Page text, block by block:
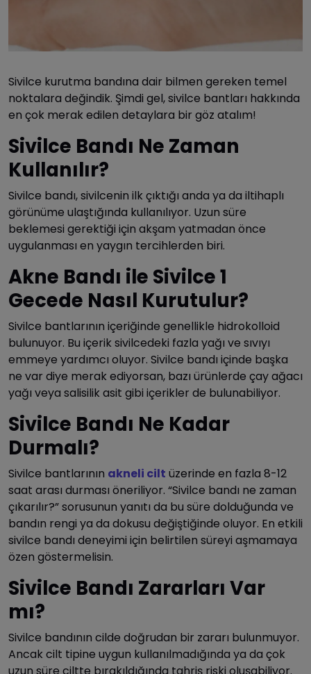
Sivilce kurutma bandına dair bilmen gereken temel
noktalara değindik. Şimdi gel, sivilce bantları hakkında
en çok merak edilen detaylara bir göz atalım!
Sivilce Bandı Ne Zaman
Kullanılır?
Sivilce bandı, sivilcenin ilk çıktığı anda ya da iltihaplı
görünüme ulaştığında kullanılıyor. Uzun süre
beklemesi gerektiği için akşam yatmadan önce
uygulanması en yaygın tercihlerden biri.
Akne Bandı ile Sivilce 1
Gecede Nasıl Kurutulur?
Sivilce bantlarının içeriğinde genellikle hidrokolloid
bulunuyor. Bu içerik sivilcedeki fazla yağı ve sıvıyı
emmeye yardımcı oluyor. Sivilce bandı içinde başka
ne var diye merak ediyorsan, bazı ürünlerde çay ağacı
yağı veya salisilik asit gibi içerikler de bulunabiliyor.
Sivilce Bandı Ne Kadar
Durmalı?
Sivilce bantlarının akneli cilt üzerinde en fazla 8-12
saat arası durması öneriliyor. “Sivilce bandı ne zaman
çıkarılır?” sorusunun yanıtı da bu süre dolduğunda ve
bandın rengi ya da dokusu değiştiğinde oluyor. En etkili
sivilce bandı deneyimi için belirtilen süreyi aşmamaya
özen göstermelisin.
Sivilce Bandı Zararları Var
mı?
Sivilce bandının cilde doğrudan bir zararı bulunmuyor.
Ancak cilt tipine uygun kullanılmadığında ya da çok